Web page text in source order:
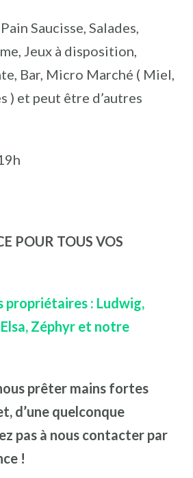
Saucisse, Salades,
Jeux à disposition,
Bar, Micro Marché ( Miel,
) et peut être d’autres
POUR TOUS VOS
propriétaires : Ludwig,
Zéphyr et notre
prêter mains fortes
d’une quelconque
pas à nous contacter par
!